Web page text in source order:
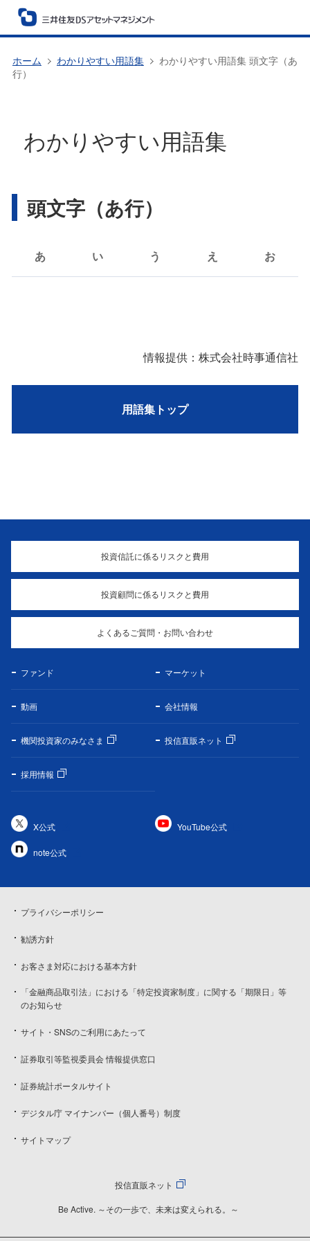
ホーム わかりやすい用語集
わかりやすい用語集 頭文字（あ
行）
わかりやすい用語集
頭文字（あ行）
あ い う え お
情報提供：株式会社時事通信社
用語集トップ
投資信託に係るリスクと費用
投資顧問に係るリスクと費用
よくあるご質問・お問い合わせ
ファンド マーケット
動画 会社情報
機関投資家のみなさま 投信直販ネット
採用情報
X公式 YouTube公式
note公式
プライバシーポリシー
勧誘方針
お客さま対応における基本方針
「金融商品取引法」における「特定投資家制度」に関する「期限日」等
のお知らせ
サイト・SNSのご利用にあたって
証券取引等監視委員会 情報提供窓口
証券統計ポータルサイト
デジタル庁 マイナンバー（個人番号）制度
サイトマップ
投信直販ネット
Be Active. ～その一歩で、未来は変えられる。～